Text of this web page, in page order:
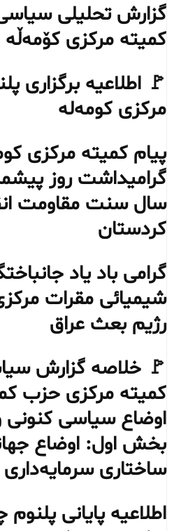
گزارش تحلیلی
کمیته مرکزی کۆمەڵە
🚩 اطلاعیه برگزاری
مرکزی کومەلە
پیام کمیته مرکزی
سال سنت مقاومت
کردستان
گرامی باد یاد
شیمیائی مقرات
رژیم بعث عراق
🚩 خلاصه گزارش
کمیته مرکزی حزب
اوضاع سیاسی کنونی
بخش اول: اوضاع
ساختاری سرمایه‌داری
اطلاعیه پایانی